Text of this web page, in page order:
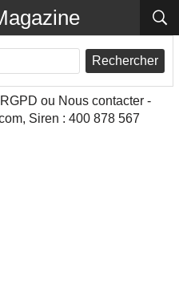
Rechercher
ou Nous contacter -
Siren : 400 878 567